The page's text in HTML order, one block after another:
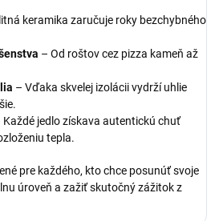
keramika zaručuje roky bezchybného
– Od roštov cez pizza kameň až
– Vďaka skvelej izolácii vydrží uhlie
Každé jedlo získava autentickú chuť
tepla.
pre každého, kto chce posunúť svoje
úroveň a zažiť skutočný zážitok z